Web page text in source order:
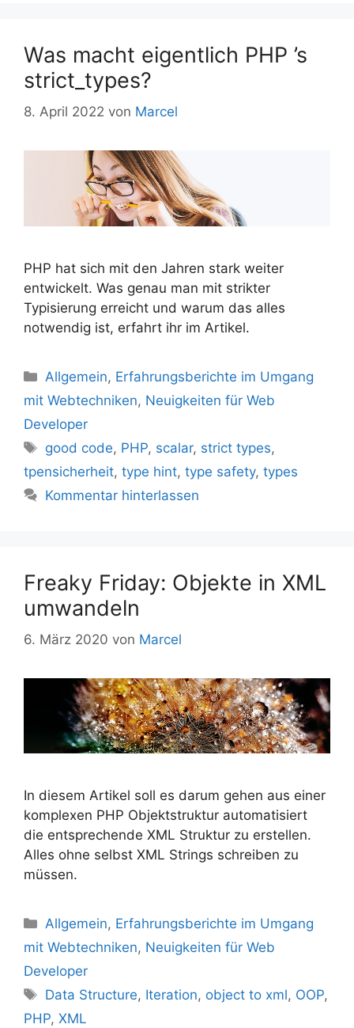
Was macht eigentlich PHP ’s
strict_types?
8. April 2022 von Marcel
PHP hat sich mit den Jahren stark weiter
entwickelt. Was genau man mit strikter
Typisierung erreicht und warum das alles
notwendig ist, erfahrt ihr im Artikel.
Kategorien
Allgemein, Erfahrungsberichte im Umgang
mit Webtechniken, Neuigkeiten für Web
Developer
Schlagwörter
good code, PHP, scalar, strict types,
tpensicherheit, type hint, type safety, types
Kommentar hinterlassen
Freaky Friday: Objekte in XML
umwandeln
6. März 2020 von Marcel
In diesem Artikel soll es darum gehen aus einer
komplexen PHP Objektstruktur automatisiert
die entsprechende XML Struktur zu erstellen.
Alles ohne selbst XML Strings schreiben zu
müssen.
Kategorien
Allgemein, Erfahrungsberichte im Umgang
mit Webtechniken, Neuigkeiten für Web
Developer
Schlagwörter
Data Structure, Iteration, object to xml, OOP,
PHP, XML